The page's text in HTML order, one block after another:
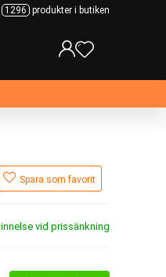
1296 produkter i butiken
Spara som favorit
vid prissänkning